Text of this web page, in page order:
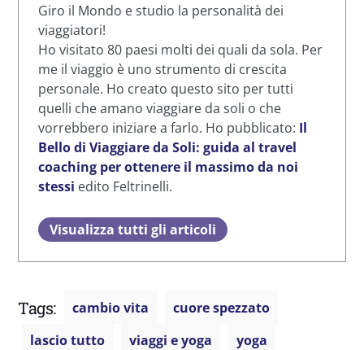
Giro il Mondo e studio la personalità dei
viaggiatori!
Ho visitato 80 paesi molti dei quali da sola. Per
me il viaggio è uno strumento di crescita
personale. Ho creato questo sito per tutti
quelli che amano viaggiare da soli o che
vorrebbero iniziare a farlo. Ho pubblicato: Il
Bello di Viaggiare da Soli: guida al travel
coaching per ottenere il massimo da noi
stessi edito Feltrinelli.
Visualizza tutti gli articoli
Tags: cambio vita
cuore spezzato
lascio tutto
viaggi e yoga yoga